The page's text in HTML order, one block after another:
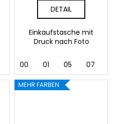
DETAIL
Einkaufstasche mit
Druck nach Foto
00 01 05 07
MEHR FARBEN